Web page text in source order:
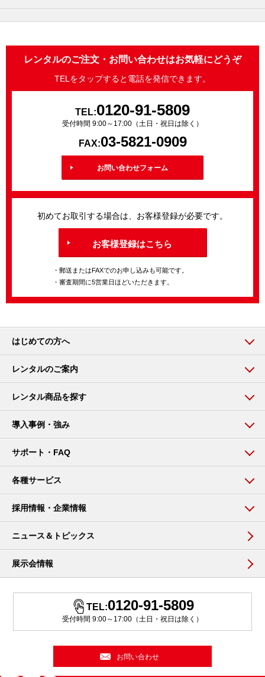
レンタルのご注文・お問い合わせはお気軽にどうぞ
TELをタップすると電話を発信できます。
TEL:0120-91-5809
受付時間 9:00～17:00（土日・祝日は除く）
FAX:03-5821-0909
お問い合わせフォーム
初めてお取引する場合は、お客様登録が必要です。
お客様登録はこちら
・郵送またはFAXでのお申し込みも可能です。
・審査期間に5営業日ほどいただきます。
はじめての方へ
レンタルのご案内
レンタル商品を探す
導入事例・強み
サポート・FAQ
各種サービス
採用情報・企業情報
ニュース＆トピックス
展示会情報
TEL:0120-91-5809
受付時間 9:00～17:00（土日・祝日は除く）
お問い合わせ